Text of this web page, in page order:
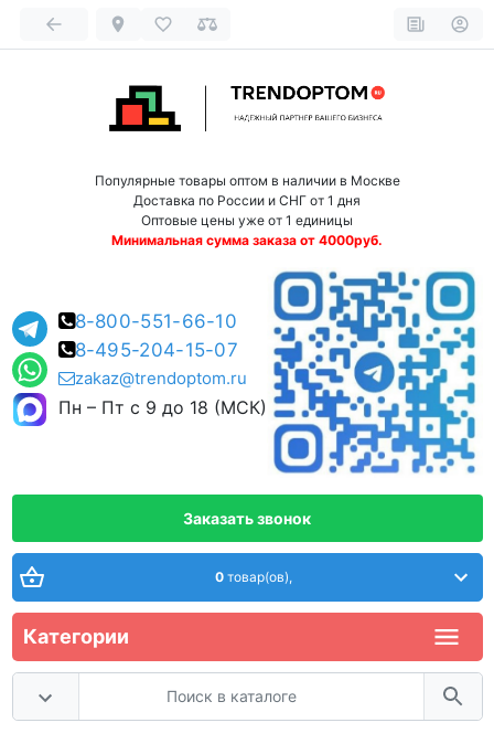
Популярные товары оптом в наличии в Москве
Доставка по России и СНГ от 1 дня
Оптовые цены уже от 1 единицы
Минимальная сумма заказа от 4000руб.
8-800-551-66-10
8-495-204-15-07
zakaz@trendoptom.ru
Пн – Пт с 9 до 18 (МСК)
Заказать звонок
0 товар(ов),
Категории